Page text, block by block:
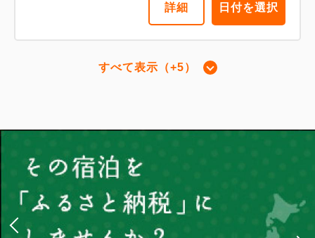
詳細 日付を選択
税・サービス料込
セミダブルサイズ / 幅100-120cm×2
Wi-Fiあり（無料）
すべて表示（+5）